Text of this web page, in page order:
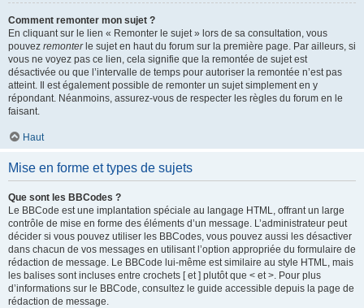
Comment remonter mon sujet ?
En cliquant sur le lien « Remonter le sujet » lors de sa consultation, vous
pouvez remonterle sujet en haut du forum sur la première page. Par ailleurs, si
vous ne voyez pas ce lien, cela signifie que la remontée de sujet est
désactivée ou que l’intervalle de temps pour autoriser la remontée n’est pas
atteint. Il est également possible de remonter un sujet simplement en y
répondant. Néanmoins, assurez-vous de respecter les règles du forum en le
faisant.
Haut
Mise en forme et types de sujets
Que sont les BBCodes ?
Le BBCode est une implantation spéciale au langage HTML, offrant un large
contrôle de mise en forme des éléments d’un message. L’administrateur peut
décider si vous pouvez utiliser les BBCodes, vous pouvez aussi les désactiver
dans chacun de vos messages en utilisant l’option appropriée du formulaire de
rédaction de message. Le BBCode lui-même est similaire au style HTML, mais
les balises sont incluses entre crochets [ et ] plutôt que < et >. Pour plus
d’informations sur le BBCode, consultez le guide accessible depuis la page de
rédaction de message.